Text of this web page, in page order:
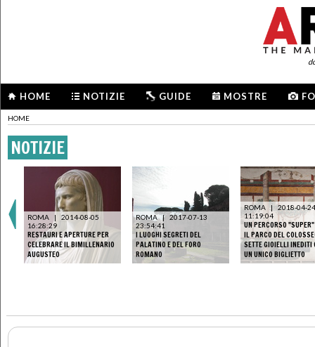
HOME NOTIZIE GUIDE MOSTRE
HOME
NOTIZIE
ROMA |
2014-08-05
16:28:29
RESTAURI E APERTURE PER
CELEBRARE IL BIMILLENARIO
AUGUSTEO
ROMA | 2017-07-13
23:54:41
I LUOGHI SEGRETI DEL
PALATINO E DEL FORO
ROMANO
ROMA |
2018-04-24
11:19:04
UN PERCORSO
IL PARCO DEL
SETTE GIOIELLI INEDITI
UN UNICO BIGLIETTO